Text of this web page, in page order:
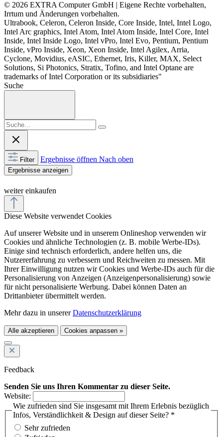
© 2026 EXTRA Computer GmbH | Eigene Rechte vorbehalten,
Irrtum und Änderungen vorbehalten.
Ultrabook, Celeron, Celeron Inside, Core Inside, Intel, Intel Logo,
Intel Arc graphics, Intel Atom, Intel Atom Inside, Intel Core, Intel
Inside, Intel Inside Logo, Intel vPro, Intel Evo, Pentium, Pentium
Inside, vPro Inside, Xeon, Xeon Inside, Intel Agilex, Arria,
Cyclone, Movidius, eASIC, Ethernet, Iris, Killer, MAX, Select
Solutions, Si Photonics, Stratix, Tofino, and Intel Optane are
trademarks of Intel Corporation or its subsidiaries"
Suche
Filter Ergebnisse öffnen Nach oben
Ergebnisse anzeigen
weiter einkaufen
Diese Website verwendet Cookies
Auf unserer Website und in unserem Onlineshop verwenden wir
Cookies und ähnliche Technologien (z. B. mobile Werbe-IDs).
Einige sind technisch erforderlich, andere helfen uns, die
Nutzererfahrung zu verbessern und Reichweiten zu messen. Mit
Ihrer Einwilligung nutzen wir Cookies und Werbe-IDs auch für die
Personalisierung von Anzeigen (Anzeigenpersonalisierung) sowie
für nicht personalisierte Werbung. Dabei können Daten an
Drittanbieter übermittelt werden.
Mehr dazu in unsererDatenschutzerklärung
Alle akzeptieren Cookies anpassen »
Feedback
Senden Sie uns Ihren Kommentar zu dieser Seite.
Website:
Wie zufrieden sind Sie insgesamt mit Ihrem Erlebnis bezüglich
Infos, Verständlichkeit & Design auf dieser Seite? *
Sehr zufrieden